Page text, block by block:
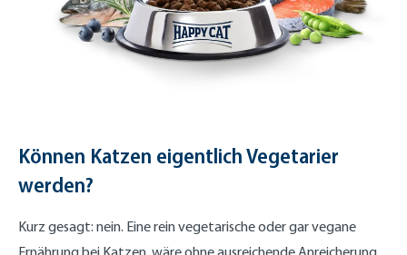
Können Katzen eigentlich Vegetarier
werden?
Kurz gesagt: nein. Eine rein vegetarische oder gar vegane